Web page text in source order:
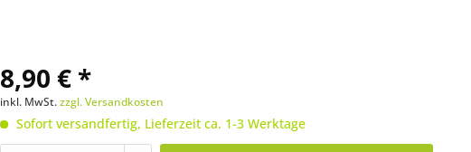
8,90 € *
inkl. MwSt.zzgl. Versandkosten
Sofort versandfertig, Lieferzeit ca. 1-3 Werktage